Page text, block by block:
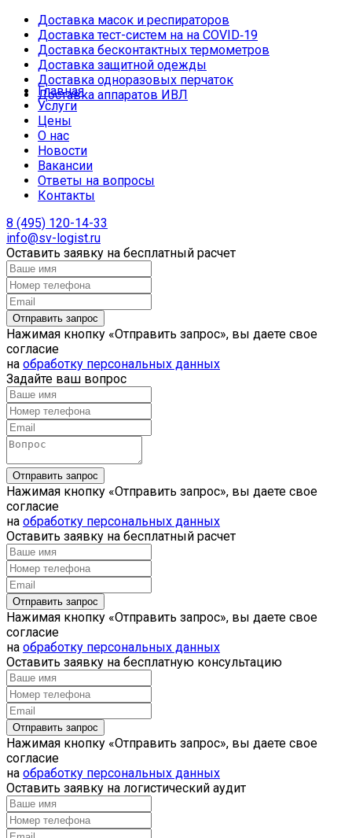
Доставка масок и респираторов
Доставка тест-систем на на COVID‑19
Доставка бесконтактных термометров
Доставка защитной одежды
Доставка одноразовых перчаток
Доставка аппаратов ИВЛ
Главная
Услуги
Цены
О нас
Новости
Вакансии
Ответы на вопросы
Контакты
8 (495) 120-14-33
info@sv-logist.ru
Оставить заявку на бесплатный расчет
Нажимая кнопку «Отправить запрос», вы даете свое
согласие
на обработку персональных данных
Задайте ваш вопрос
Нажимая кнопку «Отправить запрос», вы даете свое
согласие
на обработку персональных данных
Оставить заявку на бесплатный расчет
Нажимая кнопку «Отправить запрос», вы даете свое
согласие
на обработку персональных данных
Оставить заявку на бесплатную консультацию
Нажимая кнопку «Отправить запрос», вы даете свое
согласие
на обработку персональных данных
Оставить заявку на логистический аудит